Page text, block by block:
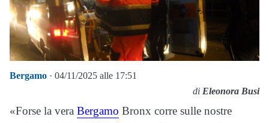
Bergamo · 04/11/2025 alle 17:51
di Eleonora Busi
«Forse la vera Bergamo Bronx corre sulle nostre